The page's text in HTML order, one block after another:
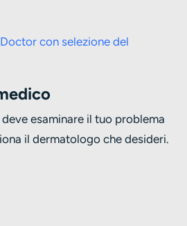
esaminare il tuo problema
il dermatologo che desideri.